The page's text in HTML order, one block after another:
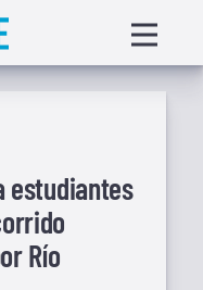
menu
estudiantes
Río